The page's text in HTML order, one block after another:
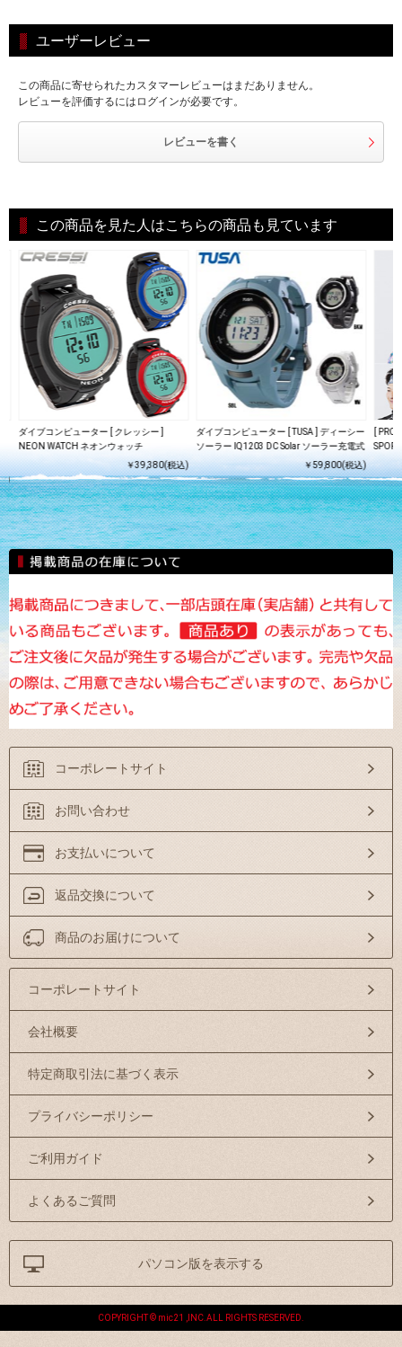
ユーザーレビュー
この商品に寄せられたカスタマーレビューはまだありません。
レビューを評価するにはログインが必要です。
レビューを書く
この商品を見た人はこちらの商品も見ています
)
ダイブコンピューター [ クレッシー ]
NEON WATCH ネオンウォッチ
￥39,380(税込)
ダイブコンピューター [ TUSA ] ディーシー
ソーラー IQ1203 DC Solar ソーラー充電式
￥59,800(税込)
[
コーポレートサイト
お問い合わせ
お支払いについて
返品交換について
商品のお届けについて
コーポレートサイト
会社概要
特定商取引法に基づく表示
プライバシーポリシー
ご利用ガイド
よくあるご質問
パソコン版を表示する
COPYRIGHT © mic21 ,INC.ALL RIGHTS RESERVED.